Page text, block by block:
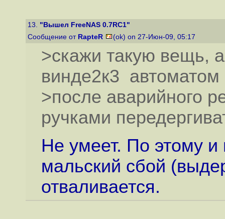
13. "Вышел FreeNAS 0.7RC1"
Сообщение от RapteR (ok) on 27-Июн-09, 05:17
>скажи такую вещь,
винде2к3
>после аварийного
ручками
Не умеет. По этому
мальский сбой
отваливается.